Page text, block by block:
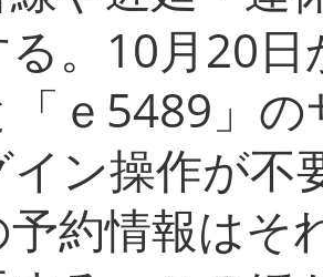
。10月20
「ｅ5489」
ン操作が不
約情報はそ